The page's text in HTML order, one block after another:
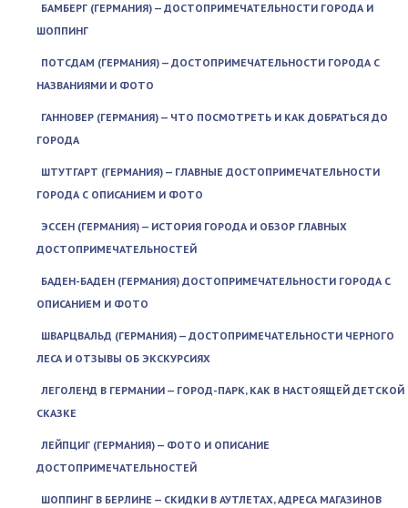
БАМБЕРГ (ГЕРМАНИЯ) — ДОСТОПРИМЕЧАТЕЛЬНОСТИ ГОРОДА И
ШОППИНГ
ПОТСДАМ (ГЕРМАНИЯ) — ДОСТОПРИМЕЧАТЕЛЬНОСТИ ГОРОДА С
НАЗВАНИЯМИ И ФОТО
ГАННОВЕР (ГЕРМАНИЯ) — ЧТО ПОСМОТРЕТЬ И КАК ДОБРАТЬСЯ ДО
ГОРОДА
ШТУТГАРТ (ГЕРМАНИЯ) — ГЛАВНЫЕ ДОСТОПРИМЕЧАТЕЛЬНОСТИ
ГОРОДА С ОПИСАНИЕМ И ФОТО
ЭССЕН (ГЕРМАНИЯ) — ИСТОРИЯ ГОРОДА И ОБЗОР ГЛАВНЫХ
ДОСТОПРИМЕЧАТЕЛЬНОСТЕЙ
БАДЕН-БАДЕН (ГЕРМАНИЯ) ДОСТОПРИМЕЧАТЕЛЬНОСТИ ГОРОДА С
ОПИСАНИЕМ И ФОТО
ШВАРЦВАЛЬД (ГЕРМАНИЯ) — ДОСТОПРИМЕЧАТЕЛЬНОСТИ ЧЕРНОГО
ЛЕСА И ОТЗЫВЫ ОБ ЭКСКУРСИЯХ
ЛЕГОЛЕНД В ГЕРМАНИИ — ГОРОД-ПАРК, КАК В НАСТОЯЩЕЙ ДЕТСКОЙ
СКАЗКЕ
ЛЕЙПЦИГ (ГЕРМАНИЯ) — ФОТО И ОПИСАНИЕ
ДОСТОПРИМЕЧАТЕЛЬНОСТЕЙ
ШОППИНГ В БЕРЛИНЕ — СКИДКИ В АУТЛЕТАХ, АДРЕСА МАГАЗИНОВ